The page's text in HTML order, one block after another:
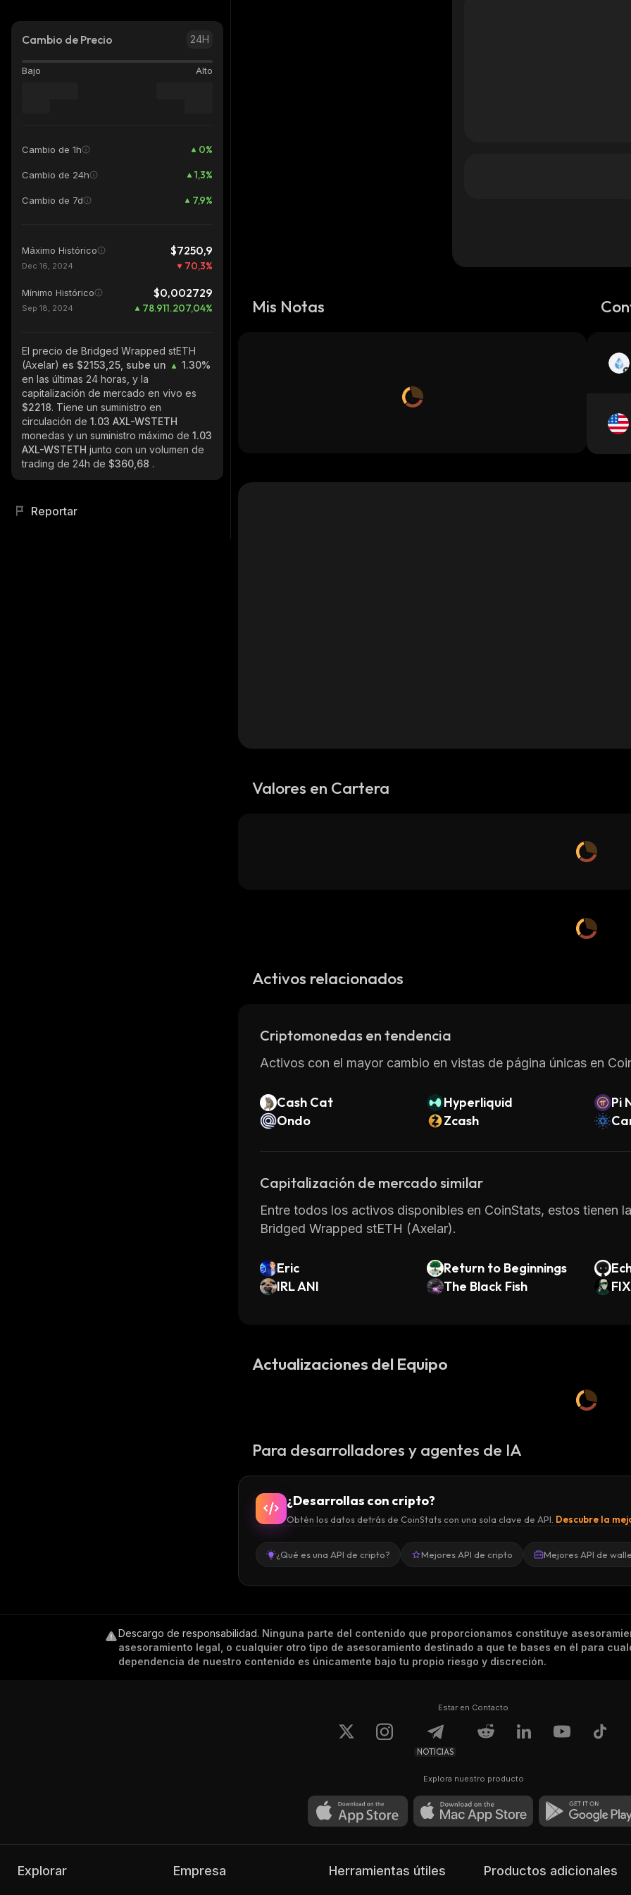
Cambio de Precio 24H
Bajo Alto
Cambio de 1h 0%
Cambio de 24h 1,3%
Cambio de 7d 7,9%
Máximo Histórico $7250,9
Dec 16, 2024 70,3%
Mínimo Histórico $0,002729
Sep 18, 2024 78.911.207,04%
El precio de Bridged Wrapped stETH
(Axelar) es $2153,25, sube un
1.30%
en las últimas 24 horas, y la
capitalización de mercado en vivo es
$2218. Tiene un suministro en
circulación de 1.03 AXL-WSTETH
monedas y un suministro máximo de 1.03
AXL-WSTETH junto con un volumen de
trading de 24h de $360,68 .
Reportar
Mis Notas
Valores en Cartera
Activos relacionados
Criptomonedas en tendencia
Activos con el mayor cambio en vistas de página únicas en
Cash Cat Hyperliquid Pi
Ondo
Zcash
Capitalización de mercado similar
Entre todos los activos disponibles en CoinStats, estos tienen
Bridged Wrapped stETH (Axelar).
Eric Return to Beginnings
IRL ANI
The Black Fish
Actualizaciones del Equipo
Para desarrolladores y agentes de IA
¿Desarrollas con cripto?
Obtén los datos detrás de CoinStats con una sola clave de API. Descubre la
¿Qué es una API de cripto? Mejores API de cripto Mejores API de
Descargo de responsabilidad. Ninguna parte del contenido que proporcionamos constituye
asesoramiento legal, o cualquier otro tipo de asesoramiento destinado a que te bases en él para
dependencia de nuestro contenido es únicamente bajo tu propio riesgo y discreción.
Estar en Contacto
NOTICIAS
Explora nuestro producto
Explorar Empresa Herramientas útiles Productos adicionales